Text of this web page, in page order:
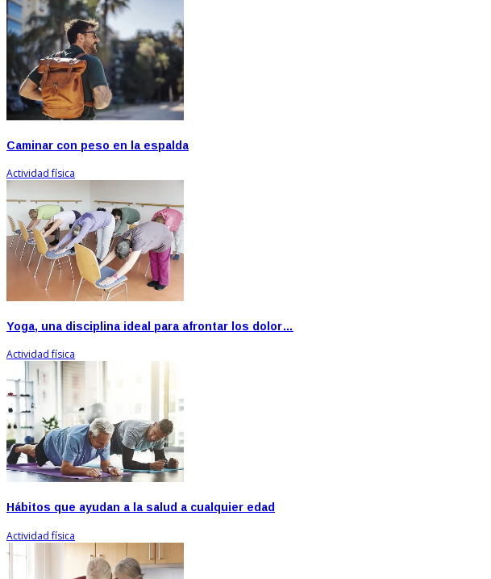
Caminar con peso en la espalda
Actividad física
Yoga, una disciplina ideal para afrontar los dolor…
Actividad física
Hábitos que ayudan a la salud a cualquier edad
Actividad física